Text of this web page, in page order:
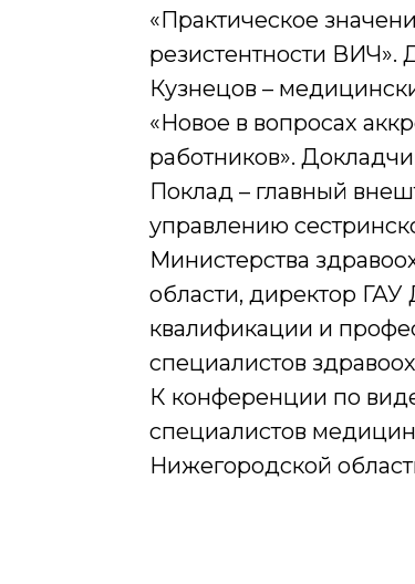
«Практическое
резистентности ВИЧ».
Кузнецов –
«Новое в вопросах
работников».
Поклад – главный
управлению
Министерства
области, директор
квалификации и
специалистов
К конференции по
специалистов
Нижегородской